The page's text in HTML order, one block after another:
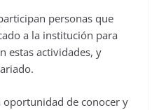
personas que
a la institución para
estas actividades, y
de conocer y